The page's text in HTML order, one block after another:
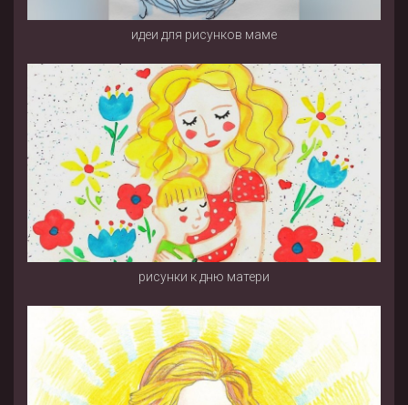
идеи для рисунков маме
рисунки к дню матери